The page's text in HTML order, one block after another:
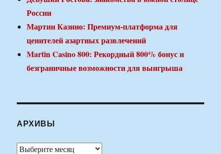
России
Мартин Казино: Премиум-платформа для
ценителей азартных развлечений
Martin Casino 800: Рекордный 800% бонус и
безграничные возможности для выигрыша
АРХИВЫ
Архивы